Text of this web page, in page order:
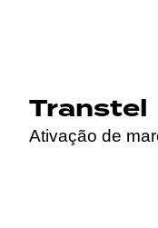
Transtel
Ativação de